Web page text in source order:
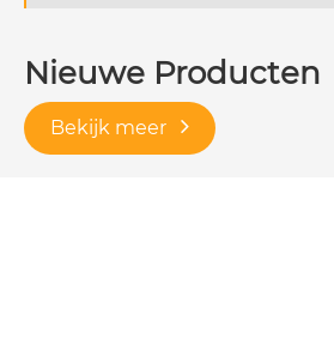
Nieuwe Producten
Bekijk meer